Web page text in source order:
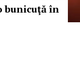
bunicuţă în